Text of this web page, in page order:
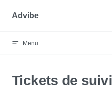
Skip to content
Advibe
Menu
Tickets de suivi